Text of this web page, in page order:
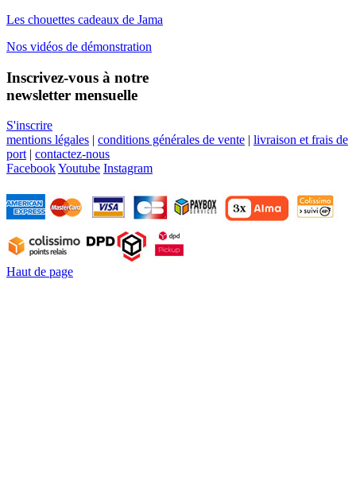
Les chouettes cadeaux de Jama
Nos vidéos de démonstration
Inscrivez-vous à notre
newsletter mensuelle
S'inscrire
mentions légales | conditions générales de vente | livraison et frais de
port | contactez-nous
FacebookYoutube Instagram
Haut de page